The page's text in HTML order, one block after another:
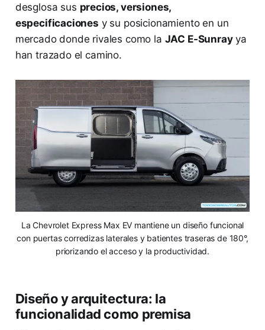
desglosa sus precios, versiones,
especificaciones y su posicionamiento en un
mercado donde rivales como la JAC E-Sunrayya
han trazado el camino.
La Chevrolet Express Max EV mantiene un diseño funcional
con puertas corredizas laterales y batientes traseras de 180°,
priorizando el acceso y la productividad.
Diseño y arquitectura: la
funcionalidad como premisa